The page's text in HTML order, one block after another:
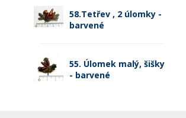
58.Tetřev , 2 úlomky -
barvené
55. Úlomek malý, šišky
- barvené